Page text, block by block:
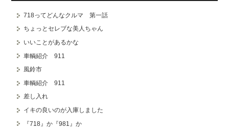
718ってどんなクルマ 第一話
ちょっとセレブな美人ちゃん
いいことがあるかな
車輌紹介 911
風鈴市
車輌紹介 911
差し入れ
イキの良いのが入庫しました
『718』か『981』か